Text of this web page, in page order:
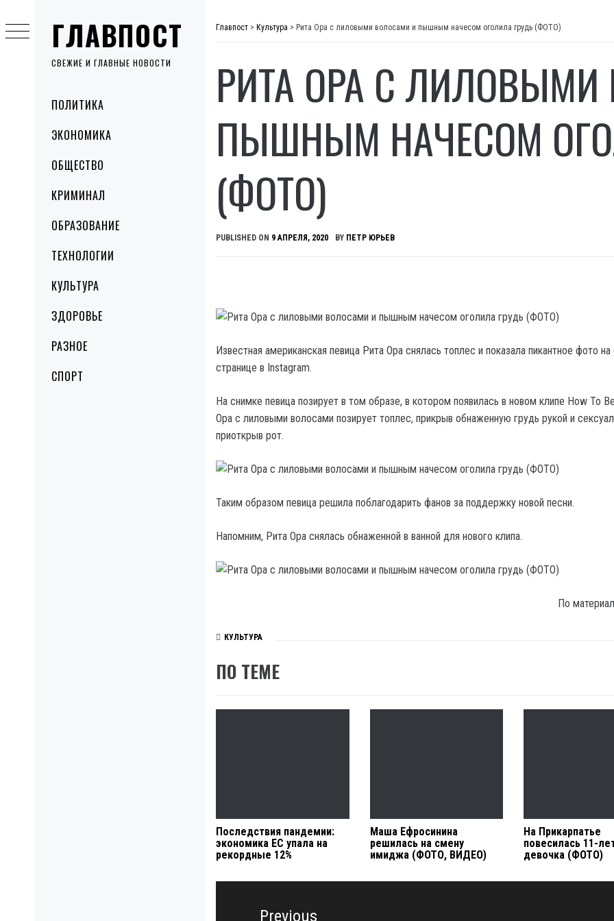
ГЛАВПОСТ
СВЕЖИЕ И ГЛАВНЫЕ НОВОСТИ
MenuПОЛИТИКА
ЭКОНОМИКА
ОБЩЕСТВО
КРИМИНАЛ
ОБРАЗОВАНИЕ
ТЕХНОЛОГИИ
КУЛЬТУРА
ЗДОРОВЬЕ
РАЗНОЕ
СПОРТ
to
content
Главпост > Культура > Рита Ора с лиловыми волосами и пышным начесом оголила грудь (ФОТО)
РИТА ОРА С
ПЫШНЫМ НАЧЕСОМ
(ФОТО)
PUBLISHED ON 9 АПРЕЛЯ, 2020 BY ПЕТР ЮРЬЕВ
Известная американская певица Рита Ора снялась топлес и показала пикантное фото на
странице в Instagram.
На снимке певица позирует в том образе, в котором появилась в новом клипе How To
Ора с лиловыми волосами позирует топлес, прикрыв обнаженную грудь рукой и
приоткрыв рот.
Таким образом певица решила поблагодарить фанов за поддержку новой песни.
Напомним, Рита Ора снялась обнаженной в ванной для нового клипа.
По
КУЛЬТУРА
ПО ТЕМЕ
Последствия пандемии:
экономика ЕС упала на
рекордные 12%
Маша Ефросинина
решилась на смену
имиджа (ФОТО, ВИДЕО)
На Прикарпатье
повесилась 11-
девочка (ФОТО)
Навигация
Previous